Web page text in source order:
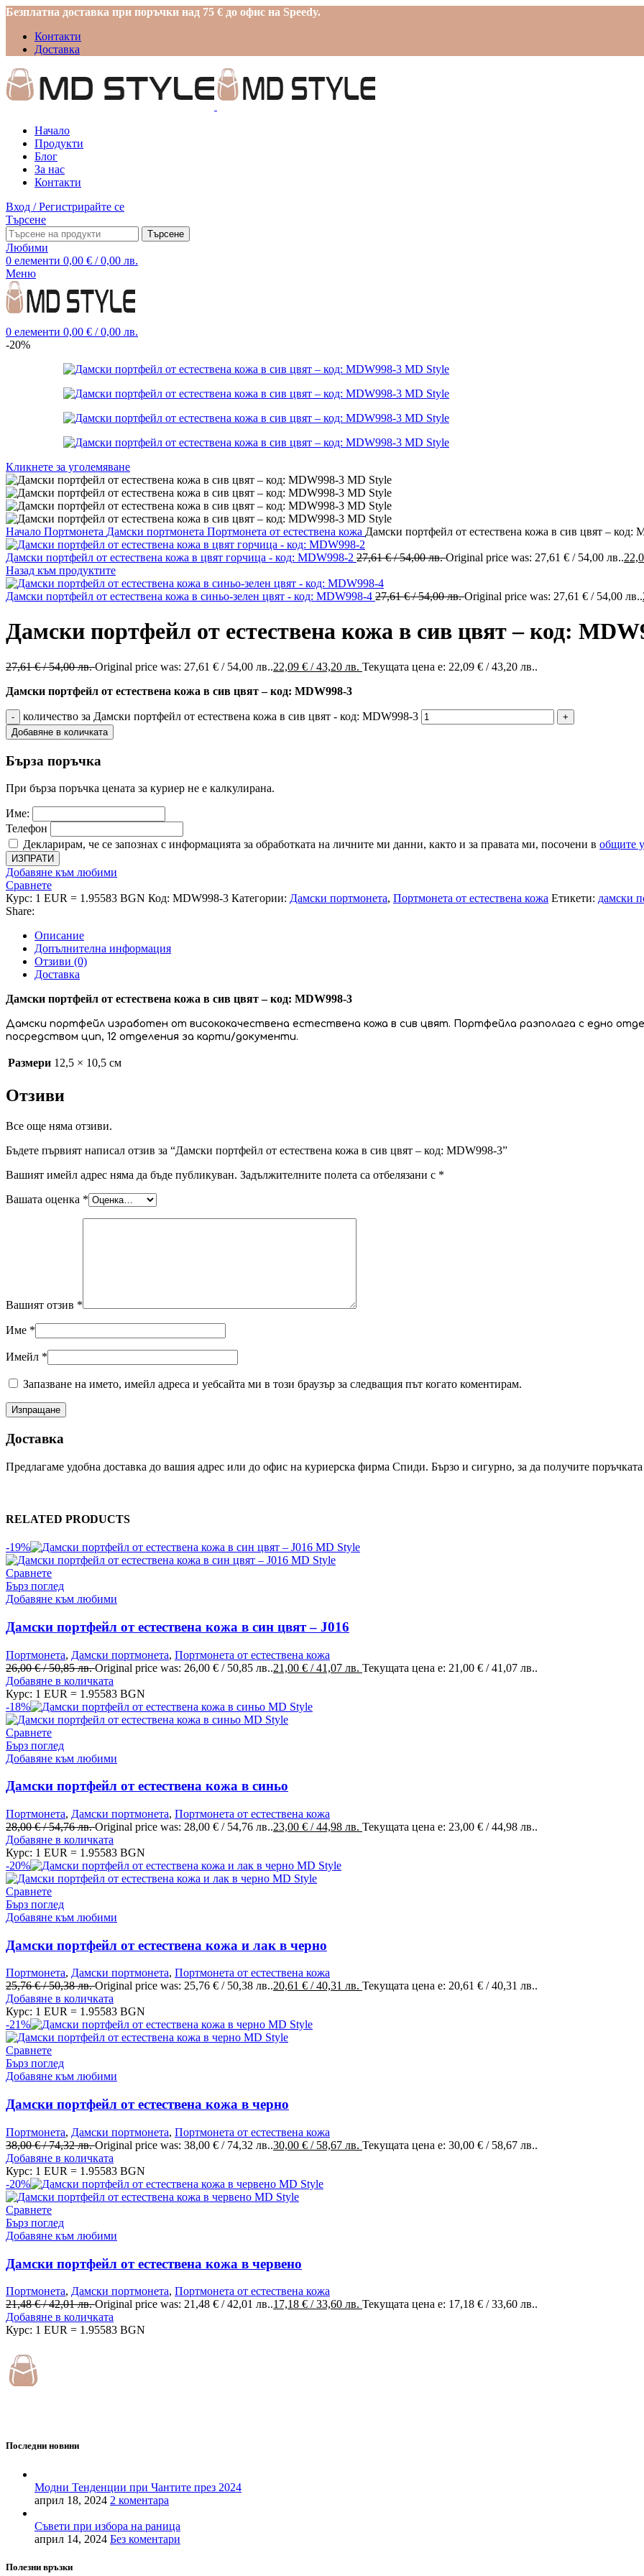
Безплатна доставка при поръчки над 75 € до офис на Speedy.
Контакти
Доставка
Начало
Продукти
Блог
За нас
Контакти
Вход / Регистрирайте се
Търсене
Търсене
Любими
0 елементи 0,00 € / 0,00 лв.
Меню
0 елементи 0,00 € / 0,00 лв.
-20%
Кликнете за уголемяване
Начало Портмонета Дамски портмонета Портмонета от естествена кожа Дамски портфейл от естествена кожа в сив цвят – код:
Дамски портфейл от естествена кожа в цвят горчица - код: MDW998-2 27,61€/ 54,00 лв.Original price was: 27,61 € / 54,00 лв..
Назад към продуктите
Дамски портфейл от естествена кожа в синьо-зелен цвят - код: MDW998-4 27,61€/ 54,00 лв.Original price was: 27,61 € / 54,00 лв..
Дамски портфейл от естествена кожа в сив цвят – код:
27,61€/ 54,00 лв.Original price was: 27,61 € / 54,00 лв..22,09 € / 43,20 лв. Текущата цена е: 22,09 € / 43,20 лв..
Дамски портфейл от естествена кожа в сив цвят – код: MDW998-3
количество за Дамски портфейл от естествена кожа в сив цвят - код: MDW998-3
Добавяне в количката
Бърза поръчка
При бърза поръчка цената за куриер не е калкулирана.
Име:
Телефон
Декларирам, че се запознах с информацията за обработката на личните ми данни, както и за правата ми, посочени в общите
ИЗПРАТИ
Добавяне към любими
Сравнете
Курс: 1 EUR = 1.95583 BGN Код: MDW998-3 Категории: Дамски портмонета, Портмонета от естествена кожа Етикети: дамски
Share:
Описание
Допълнителна информация
Отзиви (0)
Доставка
Дамски портфейл от естествена кожа в сив цвят – код: MDW998-3
Дамски портфейл изработен от висококачествена естествена кожа в сив цвят. Портфейла разполага с едно
посредством цип, 12 отделения за карти/документи.
Размери 12,5 × 10,5 см
Отзиви
Все още няма отзиви.
Бъдете първият написал отзив за “Дамски портфейл от естествена кожа в сив цвят – код: MDW998-3”
Вашият имейл адрес няма да бъде публикуван. Задължителните полета са отбелязани с *
Вашата оценка *
Вашият отзив *
Име *
Имейл *
Запазване на името, имейл адреса и уебсайта ми в този браузър за следващия път когато коментирам.
Доставка
Предлагаме удобна доставка до вашия адрес или до офис на куриерска фирма Спиди. Бързо и сигурно, за да получите
RELATED PRODUCTS
-19%
Сравнете
Бърз поглед
Добавяне към любими
Дамски портфейл от естествена кожа в син цвят – J016
Портмонета, Дамски портмонета, Портмонета от естествена кожа
26,00€/ 50,85 лв.Original price was: 26,00 € / 50,85 лв..21,00 € / 41,07 лв. Текущата цена е: 21,00 € / 41,07 лв..
Добавяне в количката
Курс: 1 EUR = 1.95583 BGN
-18%
Сравнете
Бърз поглед
Добавяне към любими
Дамски портфейл от естествена кожа в синьо
Портмонета, Дамски портмонета, Портмонета от естествена кожа
28,00€/ 54,76 лв.Original price was: 28,00 € / 54,76 лв..23,00 € / 44,98 лв. Текущата цена е: 23,00 € / 44,98 лв..
Добавяне в количката
Курс: 1 EUR = 1.95583 BGN
-20%
Сравнете
Бърз поглед
Добавяне към любими
Дамски портфейл от естествена кожа и лак в черно
Портмонета, Дамски портмонета, Портмонета от естествена кожа
25,76€/ 50,38 лв.Original price was: 25,76 € / 50,38 лв..20,61 € / 40,31 лв. Текущата цена е: 20,61 € / 40,31 лв..
Добавяне в количката
Курс: 1 EUR = 1.95583 BGN
-21%
Сравнете
Бърз поглед
Добавяне към любими
Дамски портфейл от естествена кожа в черно
Портмонета, Дамски портмонета, Портмонета от естествена кожа
38,00€/ 74,32 лв.Original price was: 38,00 € / 74,32 лв..30,00 € / 58,67 лв. Текущата цена е: 30,00 € / 58,67 лв..
Добавяне в количката
Курс: 1 EUR = 1.95583 BGN
-20%
Сравнете
Бърз поглед
Добавяне към любими
Дамски портфейл от естествена кожа в червено
Портмонета, Дамски портмонета, Портмонета от естествена кожа
21,48€/ 42,01 лв.Original price was: 21,48 € / 42,01 лв..17,18 € / 33,60 лв. Текущата цена е: 17,18 € / 33,60 лв..
Добавяне в количката
Курс: 1 EUR = 1.95583 BGN
Последни новини
Модни Тенденции при Чантите през 2024
април 18, 2024 2 коментара
Съвети при избора на раница
април 14, 2024 Без коментари
Полезни връзки